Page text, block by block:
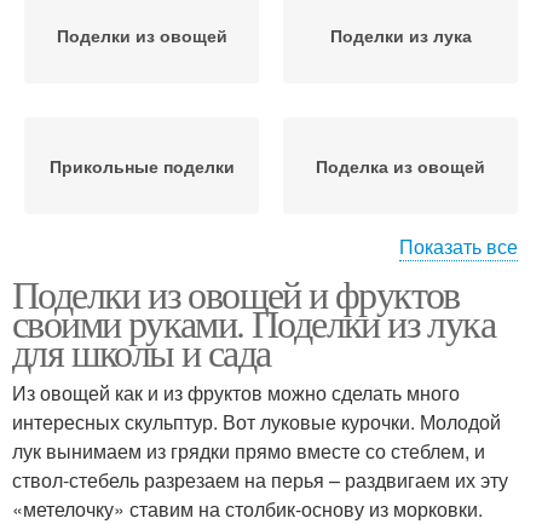
Поделки из овощей Поделки из лука
Прикольные поделки Поделка из овощей
Композиции из овощей Детские поделки
Овощи из бумаги Поделки на тему
Показать все
Поделки из овощей и фруктов
своими руками. Поделки из лука
для школы и сада
Из овощей как и из фруктов можно сделать много
интересных скульптур. Вот луковые курочки. Молодой
лук вынимаем из грядки прямо вместе со стеблем, и
ствол-стебель разрезаем на перья – раздвигаем их эту
«метелочку» ставим на столбик-основу из морковки.